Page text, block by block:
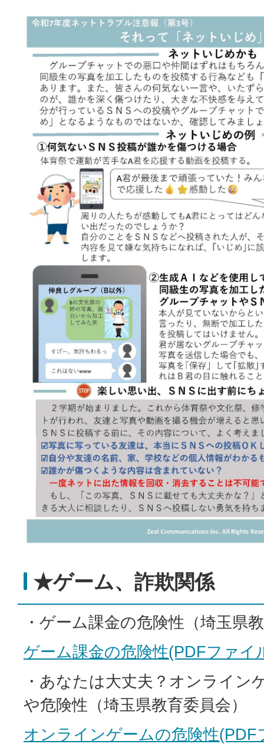
★ゲーム、詐欺関係
・ゲーム課金の危険性（埼玉県
ゲーム課金の危険性(PDFファイ
・あなたは大丈夫？オンライン
や危険性（埼玉県教育委員会）
オンラインゲームの危険性(PDF